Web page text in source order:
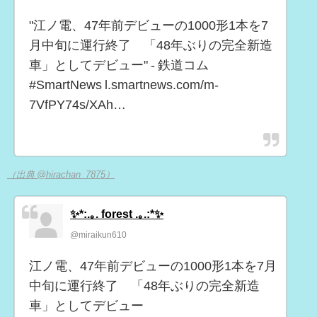
"江ノ電、47年前デビューの1000形1本を7
月中旬に運行終了 「48年ぶりの完全新造
車」としてデビュー" - 鉄道コム
#SmartNews l.smartnews.com/m-
7VfPY74s/XAh…
（出典 @hirachan_7875）
✨*:.｡. forest .｡.:*✨
@miraikun610
江ノ電、47年前デビューの1000形1本を7月
中旬に運行終了 「48年ぶりの完全新造
車」としてデビュー